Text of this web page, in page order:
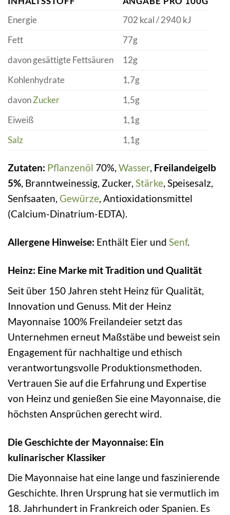
Energie
702 kcal / 2940 kJ
Fett
77g
davon gesättigte Fettsäuren
12g
Kohlenhydrate
1,7g
davonZucker
1,5g
Eiweiß
1,1g
Salz
1,1g
Zutaten: Pflanzenöl 70%, Wasser, Freilandeigelb
5%, Branntweinessig, Zucker, Stärke, Speisesalz,
Senfsaaten, Gewürze, Antioxidationsmittel
(Calcium-Dinatrium-EDTA).
Allergene Hinweise: Enthält Eier und Senf.
Heinz: Eine Marke mit Tradition und Qualität
Seit über 150 Jahren steht Heinz für Qualität,
Innovation und Genuss. Mit der Heinz
Mayonnaise 100% Freilandeier setzt das
Unternehmen erneut Maßstäbe und beweist sein
Engagement für nachhaltige und ethisch
verantwortungsvolle Produktionsmethoden.
Vertrauen Sie auf die Erfahrung und Expertise
von Heinz und genießen Sie eine Mayonnaise, die
höchsten Ansprüchen gerecht wird.
Die Geschichte der Mayonnaise: Ein
kulinarischer Klassiker
Die Mayonnaise hat eine lange und faszinierende
Geschichte. Ihren Ursprung hat sie vermutlich im
18. Jahrhundert in Frankreich oder Spanien. Es